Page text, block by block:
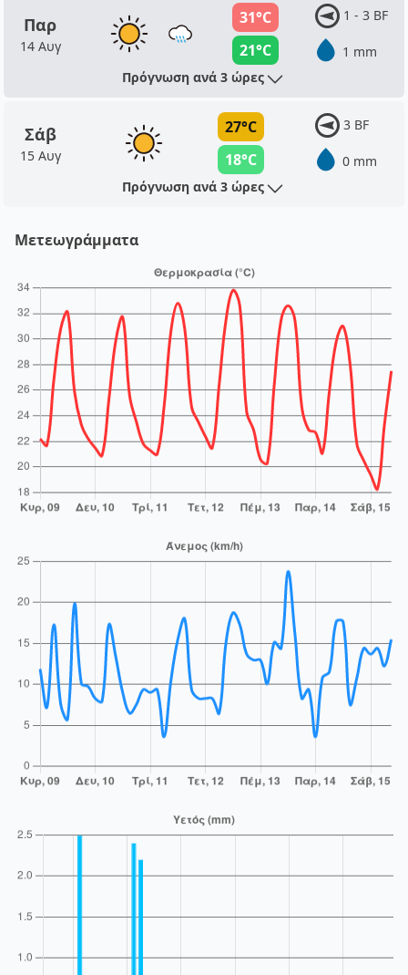
Παρ
14 Αυγ
31°C
21°C
1 - 3 BF
1 mm
Πρόγνωση ανά 3 ώρες
Σάβ
15 Αυγ
27°C
18°C
3 BF
0 mm
Πρόγνωση ανά 3 ώρες
Μετεωγράμματα